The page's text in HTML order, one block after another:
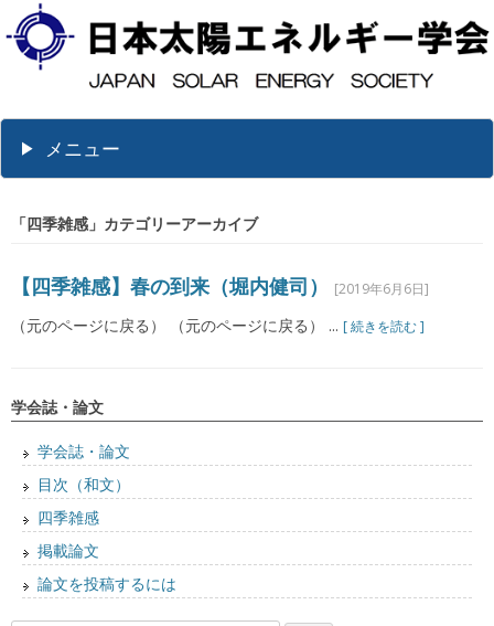
メニュー
「四季雑感 」カテゴリーアーカイブ
【四季雑感】春の到来（堀内健司） [2019年6月6日]
（元のページに戻る） （元のページに戻る） ... [ 続きを読む ]
学会誌・論文
学会誌・論文
目次（和文）
四季雑感
掲載論文
論文を投稿するには